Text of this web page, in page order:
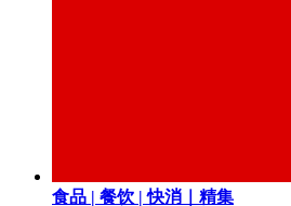
食品 | 餐饮 | 快消｜精集